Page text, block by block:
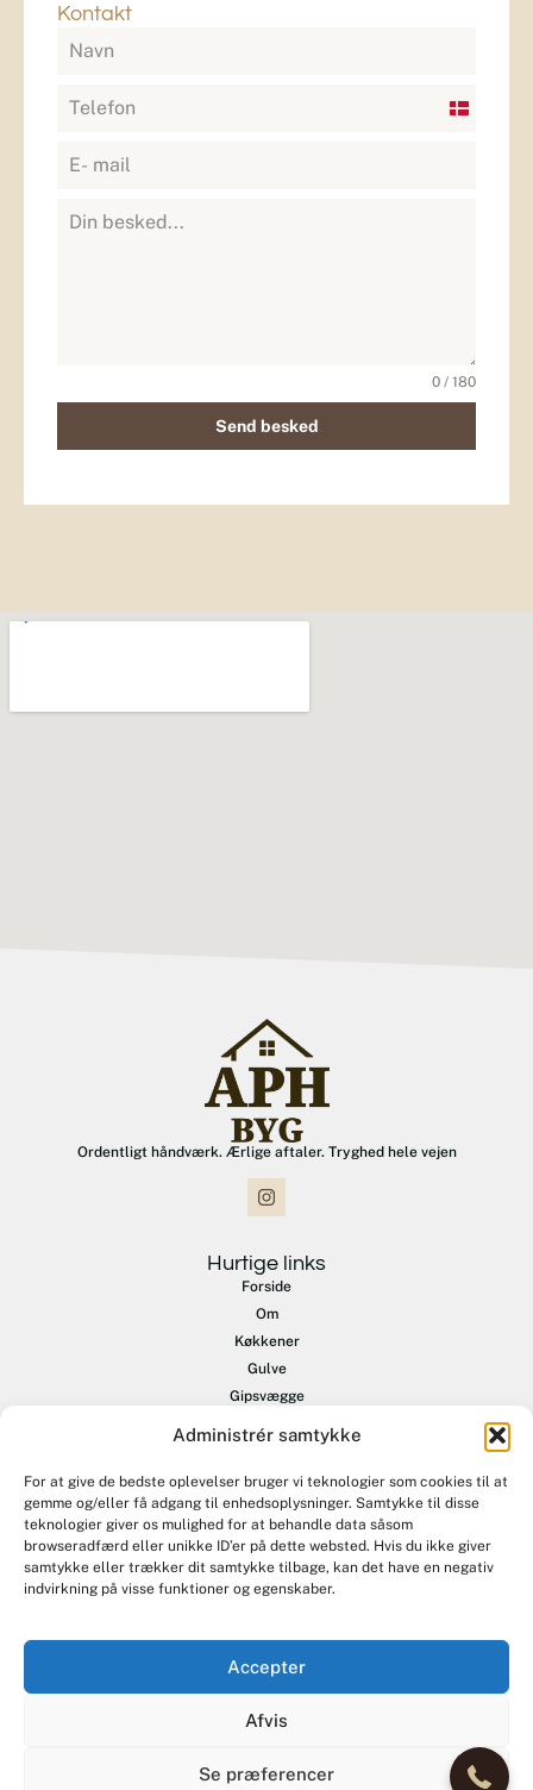
Administrér samtykke
For at give de bedste oplevelser bruger vi teknologier som cookies til at
gemme og/eller få adgang til enhedsoplysninger. Samtykke til disse
teknologier giver os mulighed for at behandle data såsom
browseradfærd eller unikke ID’er på dette websted. Hvis du ikke giver
samtykke eller trækker dit samtykke tilbage, kan det have en negativ
indvirkning på visse funktioner og egenskaber.
Accepter
Afvis
Se præferencer
Kontakt
Denmark
0 / 180
Send besked
Ordentligt håndværk. Ærlige aftaler. Tryghed hele vejen
Hurtige links
Forside
Om
Køkkener
Gulve
Gipsvægge
Øvrige opgaver
Referencer
Kontakt
Tag kontakt
CVR: 45809072
+45 60 88 26 55